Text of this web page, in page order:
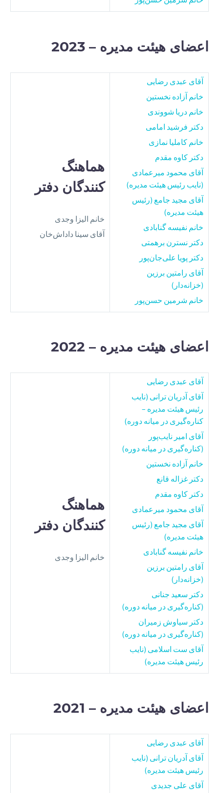
اعضای هیئت مدیره – 2023
آقای عبدی رضایی
خانم آزاده نخستین
خانم دریا شووندی
دکتر فرشید امامی
خانم کاملیا نمازی
دکتر کاوه مقدم
آقای محمود میرعمادی
(نایب رئیس هیئت مدیره)
آقای مجید جامع (رئیس
هیئت مدیره)
خانم نفیسه گنابادی
دکتر نسترن برهمتی
دکتر پویا علی‌جان‌پور
آقای رامتین برزین
(خزانه‌دار)
خانم شرمین حسن‌پور
هماهنگ‌
کنندگان دفتر
خانم الیزا وجدی
آقای سینا داداش‌خان
اعضای هیئت مدیره – 2022
آقای عبدی رضایی
آقای آدریان ترانی (نایب
رئیس هیئت مدیره –
کناره‌گیری در میانه دوره)
آقای امیر نایب‌پور
(کناره‌گیری در میانه دوره)
خانم آزاده نخستین
دکتر غزاله قانع
دکتر کاوه مقدم
آقای محمود میرعمادی
آقای مجید جامع (رئیس
هیئت مدیره)
خانم نفیسه گنابادی
آقای رامتین برزین
(خزانه‌دار)
دکتر سعید جنانی
(کناره‌گیری در میانه دوره)
دکتر سیاوش زمیران
(کناره‌گیری در میانه دوره)
آقای ست اسلامی (نایب
رئیس هیئت مدیره)
هماهنگ‌
کنندگان دفتر
خانم الیزا وجدی
اعضای هیئت مدیره – 2021
آقای عبدی رضایی
آقای آدریان ترانی (نایب
رئیس هیئت مدیره)
آقای علی جدیدی